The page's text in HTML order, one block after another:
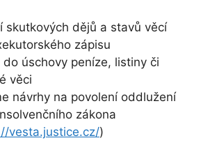
skutkových dějů a stavů věcí
zápisu
do úschovy peníze, listiny či
věci
návrhy na povolení oddlužení
zákona
vesta.justice.cz/)